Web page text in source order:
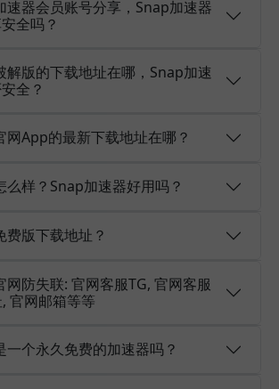
速器会员账号分享，Snap加速器
全吗？
解版的下载地址在哪，Snap加速
全？
网App的最新下载地址在哪？
么样？Snap加速器好用吗？
费版下载地址？
网防失联: 官网客服TG, 官网客服
官网邮箱等等
一个永久免费的加速器吗？